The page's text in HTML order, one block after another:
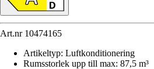
Art.nr 10474165
Artikeltyp: Luftkonditionering
Rumsstorlek upp till max: 87,5 m³